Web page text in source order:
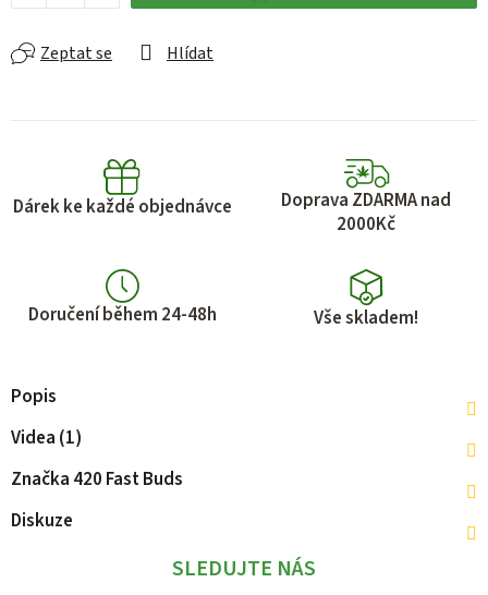
Zeptat se Hlídat
Dárek ke každé objednávce
Doprava ZDARMA nad
2000Kč
Doručení během 24-48h Vše skladem!
Popis
Videa (1)
Značka 420 Fast Buds
Diskuze
SLEDUJTE NÁS